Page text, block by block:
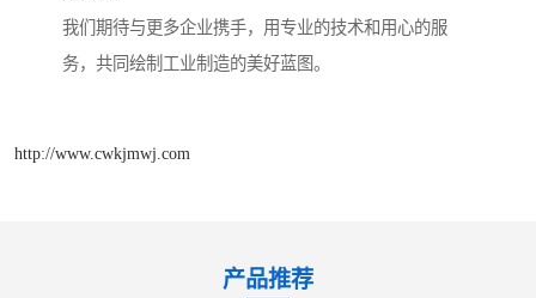
我们期待与更多企业携手，用专业的技术和用心的服
务，共同绘制工业制造的美好蓝图。
http://www.cwkjmwj.com
产品推荐